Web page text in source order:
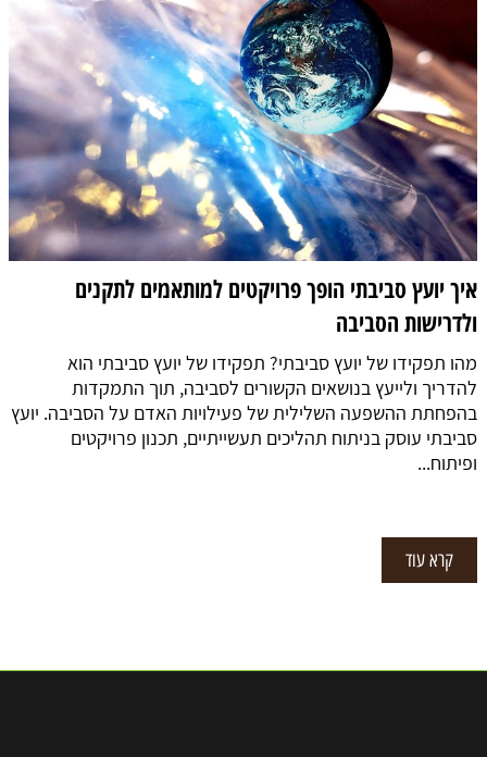
איך יועץ סביבתי הופך פרויקטים למותאמים לתקנים
ולדרישות הסביבה
מהו תפקידו של יועץ סביבתי? תפקידו של יועץ סביבתי הוא
להדריך ולייעץ בנושאים הקשורים לסביבה, תוך התמקדות
בהפחתת ההשפעה השלילית של פעילויות האדם על הסביבה. יועץ
סביבתי עוסק בניתוח תהליכים תעשייתיים, תכנון פרויקטים
ופיתוח...
קרא עוד